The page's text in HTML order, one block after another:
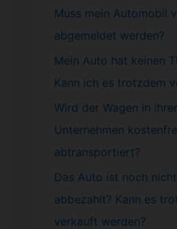
Muss mein Automobil
abgemeldet werden?
Mein Auto hat keinen
Kann ich es trotzdem
Wird der Wagen in
Unternehmen
abtransportiert?
Das Auto ist noch
abbezahlt? Kann es
verkauft werden?